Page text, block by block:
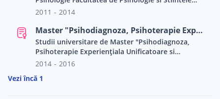
Educatiei Universitatea din Bucuresti
2011 - 2014
Master "Psihodiagnoza, Psihoterapie Experiențiala Unificatoare si Dezvoltare Personala"
Studii universitare de Master "Psihodiagnoza,
Psihoterapie Experiențiala Unificatoare si
Dezvoltare Personala" (PEU) Facultatea de
Bucuresti
2014 - 2016
Vezi încă 1